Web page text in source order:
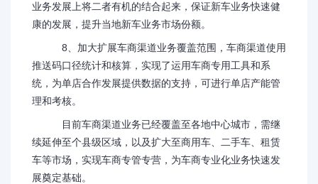
业务发展上将二者有机的结合起来，保证新车业务快速健
康的发展，提升当地新车业务市场份额。
8、加大扩展车商渠道业务覆盖范围，车商渠道使用
推送码口径统计和核算，实现了运用车商专用工具和系
统，为单店合作发展提供数据的支持，可进行单店产能管
理和考核。
目前车商渠道业务已经覆盖至各地中心城市，需继
续延伸至个县级区域，以及扩大至商用车、二手车、租赁
车等市场，实现车商专管专营，为车商专业化业务快速发
展奠定基础。